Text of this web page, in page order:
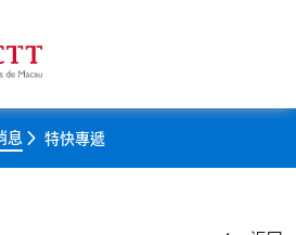
息 特快專遞